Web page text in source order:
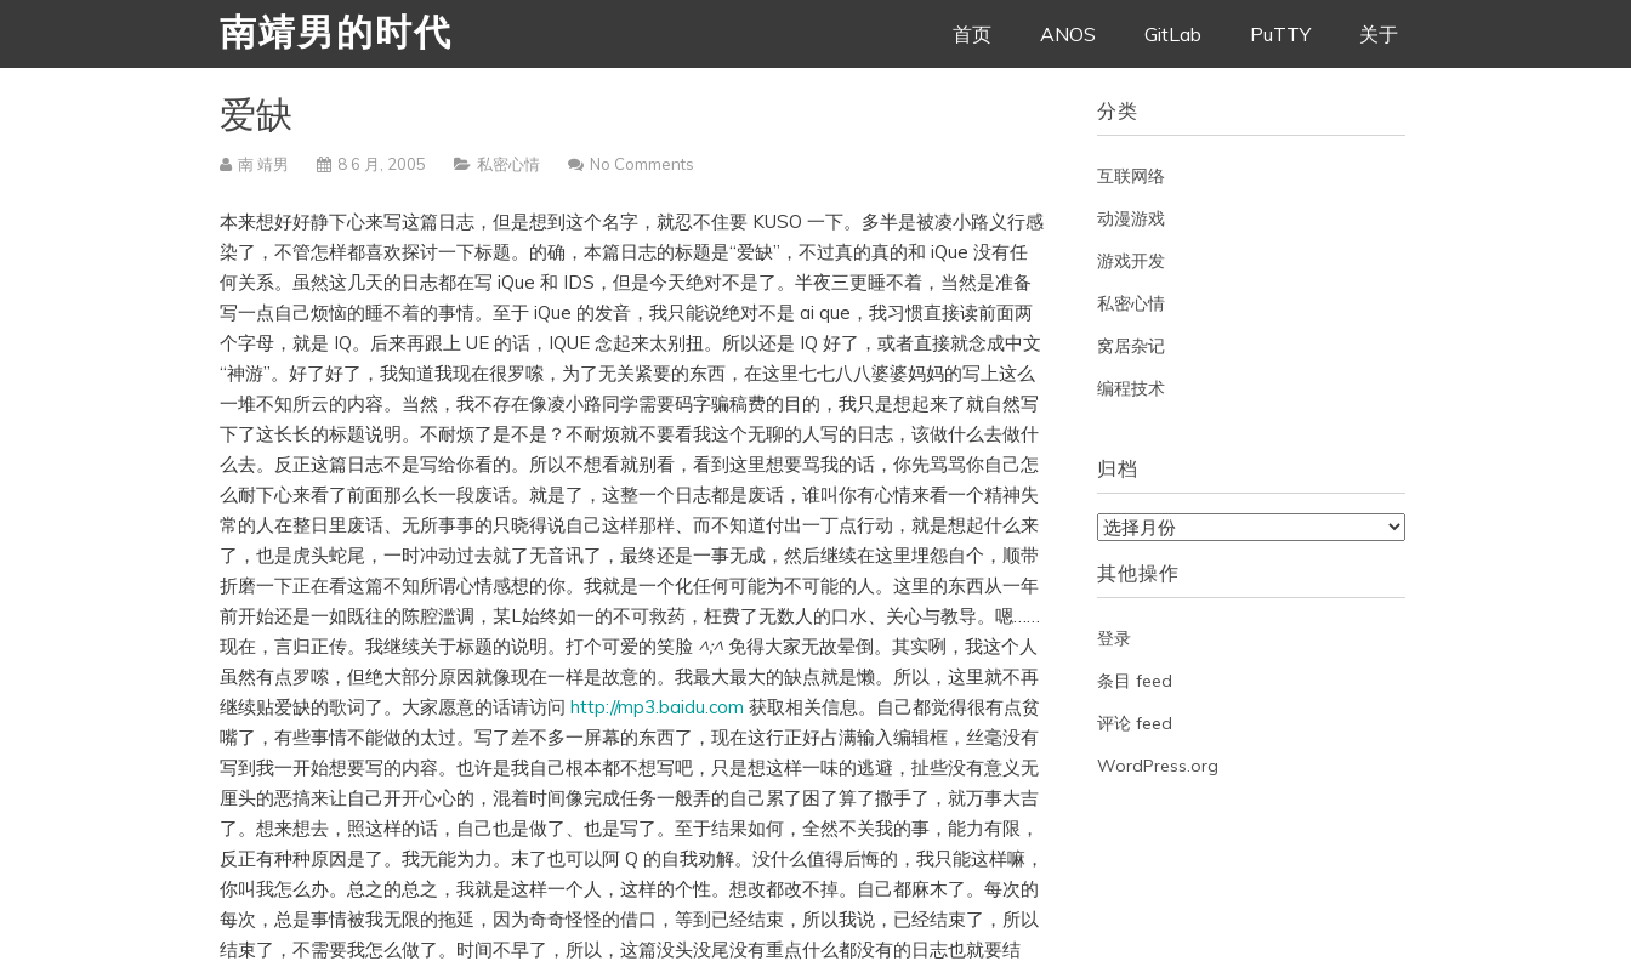
南靖男的时代
Skip
首页 ANOS GitLab PuTTY 关于
爱缺
南 靖男 8 6 月, 2005 私密心情 No Comments
本来想好好静下心来写这篇日志，但是想到这个名字，就忍不住要 KUSO 一下。多半是被凌小路义行感
染了，不管怎样都喜欢探讨一下标题。的确，本篇日志的标题是“爱缺”，不过真的真的和 iQue 没有任
何关系。虽然这几天的日志都在写 iQue 和 IDS，但是今天绝对不是了。半夜三更睡不着，当然是准备
写一点自己烦恼的睡不着的事情。至于 iQue 的发音，我只能说绝对不是 ai que，我习惯直接读前面两
个字母，就是 IQ。后来再跟上 UE 的话，IQUE 念起来太别扭。所以还是 IQ 好了，或者直接就念成中文
“神游”。好了好了，我知道我现在很罗嗦，为了无关紧要的东西，在这里七七八八婆婆妈妈的写上这么
一堆不知所云的内容。当然，我不存在像凌小路同学需要码字骗稿费的目的，我只是想起来了就自然写
下了这长长的标题说明。不耐烦了是不是？不耐烦就不要看我这个无聊的人写的日志，该做什么去做什
么去。反正这篇日志不是写给你看的。所以不想看就别看，看到这里想要骂我的话，你先骂骂你自己怎
么耐下心来看了前面那么长一段废话。就是了，这整一个日志都是废话，谁叫你有心情来看一个精神失
常的人在整日里废话、无所事事的只晓得说自己这样那样、而不知道付出一丁点行动，就是想起什么来
了，也是虎头蛇尾，一时冲动过去就了无音讯了，最终还是一事无成，然后继续在这里埋怨自个，顺带
折磨一下正在看这篇不知所谓心情感想的你。我就是一个化任何可能为不可能的人。这里的东西从一年
前开始还是一如既往的陈腔滥调，某L始终如一的不可救药，枉费了无数人的口水、关心与教导。嗯……
现在，言归正传。我继续关于标题的说明。打个可爱的笑脸 ^;^ 免得大家无故晕倒。其实咧，我这个人
虽然有点罗嗦，但绝大部分原因就像现在一样是故意的。我最大最大的缺点就是懒。所以，这里就不再
继续贴爱缺的歌词了。大家愿意的话请访问http://mp3.baidu.com 获取相关信息。自己都觉得很有点贫
嘴了，有些事情不能做的太过。写了差不多一屏幕的东西了，现在这行正好占满输入编辑框，丝毫没有
写到我一开始想要写的内容。也许是我自己根本都不想写吧，只是想这样一味的逃避，扯些没有意义无
厘头的恶搞来让自己开开心心的，混着时间像完成任务一般弄的自己累了困了算了撒手了，就万事大吉
了。想来想去，照这样的话，自己也是做了、也是写了。至于结果如何，全然不关我的事，能力有限，
反正有种种原因是了。我无能为力。末了也可以阿 Q 的自我劝解。没什么值得后悔的，我只能这样嘛，
你叫我怎么办。总之的总之，我就是这样一个人，这样的个性。想改都改不掉。自己都麻木了。每次的
每次，总是事情被我无限的拖延，因为奇奇怪怪的借口，等到已经结束，所以我说，已经结束了，所以
结束了，不需要我怎么做了。时间不早了，所以，这篇没头没尾没有重点什么都没有的日志也就要结
分类
互联网络
动漫游戏
游戏开发
私密心情
窝居杂记
编程技术
归档
归
其他操作
登录
条目 feed
评论 feed
WordPress.org